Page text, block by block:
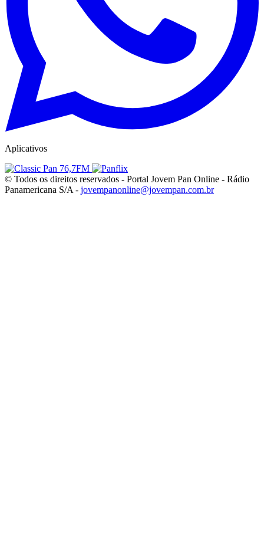
Aplicativos
© Todos os direitos reservados - Portal Jovem Pan Online - Rádio
Panamericana S/A - jovempanonline@jovempan.com.br